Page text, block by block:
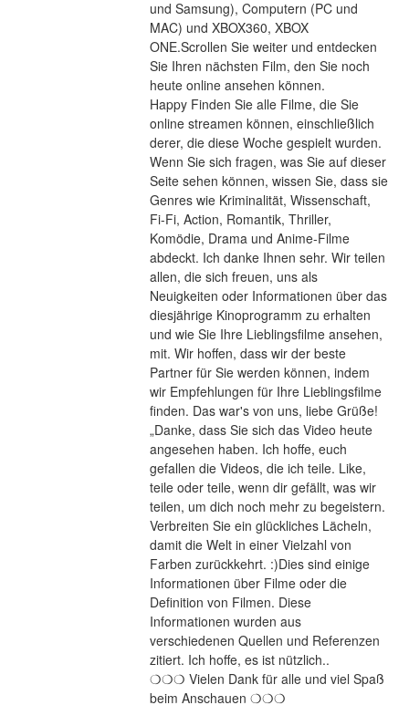
und Samsung), Computern (PC und
MAC) und XBOX360, XBOX
ONE.Scrollen Sie weiter und entdecken
Sie Ihren nächsten Film, den Sie noch
heute online ansehen können.
Happy Finden Sie alle Filme, die Sie
online streamen können, einschließlich
derer, die diese Woche gespielt wurden.
Wenn Sie sich fragen, was Sie auf dieser
Seite sehen können, wissen Sie, dass sie
Genres wie Kriminalität, Wissenschaft,
Fi-Fi, Action, Romantik, Thriller,
Komödie, Drama und Anime-Filme
abdeckt. Ich danke Ihnen sehr. Wir teilen
allen, die sich freuen, uns als
Neuigkeiten oder Informationen über das
diesjährige Kinoprogramm zu erhalten
und wie Sie Ihre Lieblingsfilme ansehen,
mit. Wir hoffen, dass wir der beste
Partner für Sie werden können, indem
wir Empfehlungen für Ihre Lieblingsfilme
finden. Das war's von uns, liebe Grüße!
„Danke, dass Sie sich das Video heute
angesehen haben. Ich hoffe, euch
gefallen die Videos, die ich teile. Like,
teile oder teile, wenn dir gefällt, was wir
teilen, um dich noch mehr zu begeistern.
Verbreiten Sie ein glückliches Lächeln,
damit die Welt in einer Vielzahl von
Farben zurückkehrt. :)Dies sind einige
Informationen über Filme oder die
Definition von Filmen. Diese
Informationen wurden aus
verschiedenen Quellen und Referenzen
zitiert. Ich hoffe, es ist nützlich..
❍❍❍ Vielen Dank für alle und viel Spaß
beim Anschauen ❍❍❍